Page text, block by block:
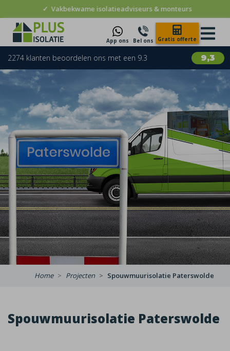
✓ Vakbekwame isolatieadviseurs & monteurs
App ons Bel ons Gratis offerte
9,3
2274 klanten beoordelen ons met een 9.3
Home Projecten Spouwmuurisolatie Paterswolde
Spouwmuurisolatie Paterswolde